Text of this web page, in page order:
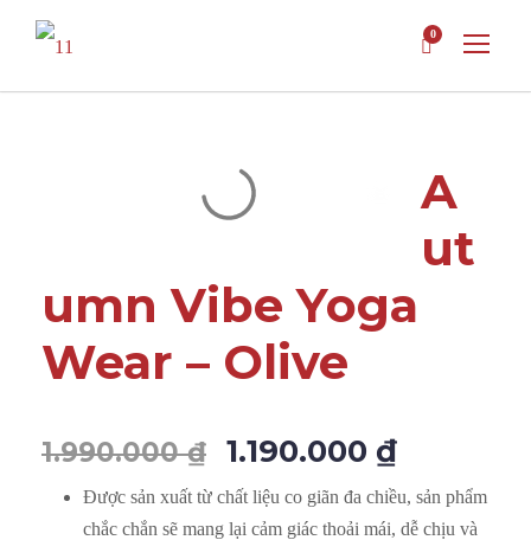
0
A
ut
umn Vibe Yoga
Wear – Olive
1.990.000₫ 1.190.000 ₫
Được sản xuất từ chất liệu co giãn đa chiều, sản phẩm
chắc chắn sẽ mang lại cảm giác thoải mái, dễ chịu và